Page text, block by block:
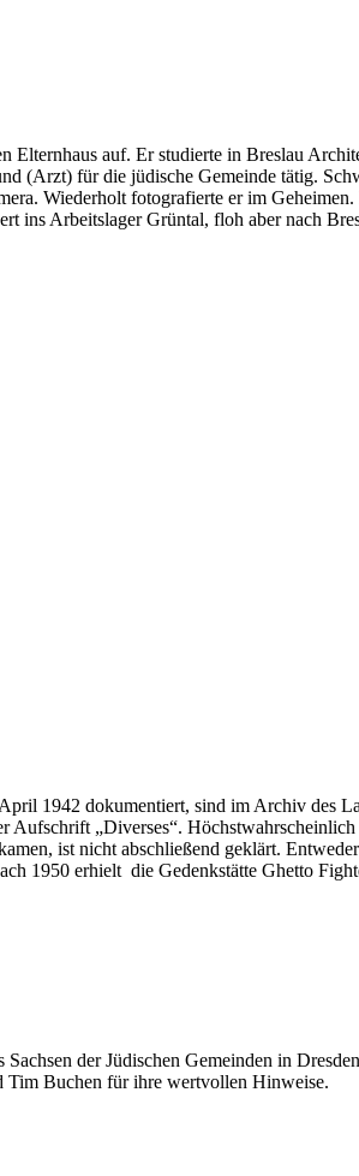
auf. Er studierte in Breslau
(Arzt) für die jüdische Gemeinde tätig.
Wiederholt fotografierte er im
ins Arbeitslager Grüntal, floh aber nach
1942 dokumentiert, sind im Archiv des
„Diverses“.
ist nicht abschließend geklärt.
1950 erhielt die Gedenkstätte Ghetto
der Jüdischen Gemeinden in
Buchen für ihre wertvollen Hinweise.